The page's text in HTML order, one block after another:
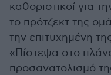
καθοριστικοί για
το πρότζεκτ της
την επιτυχημένη
«Πίστεψα στο
προσανατολισμό